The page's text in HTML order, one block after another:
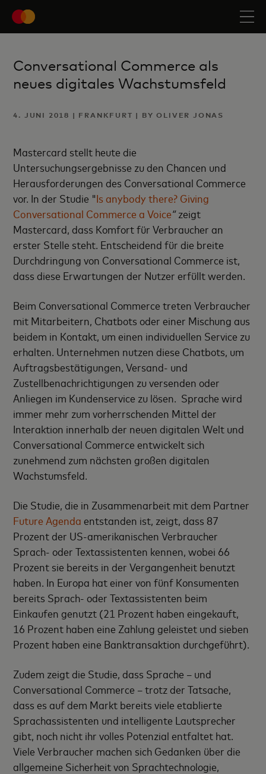
Conversational Commerce als
neues digitales Wachstumsfeld
4. JUNI 2018 | FRANKFURT | BY OLIVER JONAS
Mastercard stellt heute die
Untersuchungsergebnisse zu den Chancen und
Herausforderungen des Conversational Commerce
vor. In der Studie "Is anybody there? Giving
Conversational Commerce a Voice“zeigt
Mastercard, dass Komfort für Verbraucher an
erster Stelle steht. Entscheidend für die breite
Durchdringung von Conversational Commerce ist,
dass diese Erwartungen der Nutzer erfüllt werden.
Beim Conversational Commerce treten Verbraucher
mit Mitarbeitern, Chatbots oder einer Mischung aus
beidem in Kontakt, um einen individuellen Service zu
erhalten. Unternehmen nutzen diese Chatbots, um
Auftragsbestätigungen, Versand- und
Zustellbenachrichtigungen zu versenden oder
Anliegen im Kundenservice zu lösen. Sprache wird
immer mehr zum vorherrschenden Mittel der
Interaktion innerhalb der neuen digitalen Welt und
Conversational Commerce entwickelt sich
zunehmend zum nächsten großen digitalen
Wachstumsfeld.
Die Studie, die in Zusammenarbeit mit dem Partner
Future Agenda entstanden ist, zeigt, dass 87
Prozent der US-amerikanischen Verbraucher
Sprach- oder Textassistenten kennen, wobei 66
Prozent sie bereits in der Vergangenheit benutzt
haben. In Europa hat einer von fünf Konsumenten
bereits Sprach- oder Textassistenten beim
Einkaufen genutzt (21 Prozent haben eingekauft,
16 Prozent haben eine Zahlung geleistet und sieben
Prozent haben eine Banktransaktion durchgeführt).
Zudem zeigt die Studie, dass Sprache – und
Conversational Commerce – trotz der Tatsache,
dass es auf dem Markt bereits viele etablierte
Sprachassistenten und intelligente Lautsprecher
gibt, noch nicht ihr volles Potenzial entfaltet hat.
Viele Verbraucher machen sich Gedanken über die
allgemeine Sicherheit von Sprachtechnologie,